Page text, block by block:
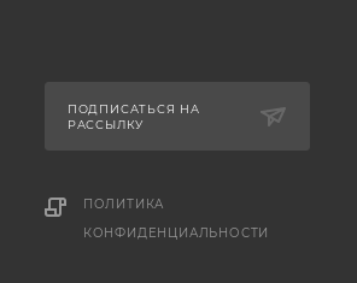
ПОДПИСАТЬСЯ НА
РАССЫЛКУ
ПОЛИТИКА
КОНФИДЕНЦИАЛЬНОСТИ